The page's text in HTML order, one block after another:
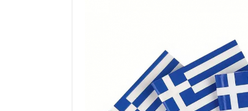
Darčekové poukazy